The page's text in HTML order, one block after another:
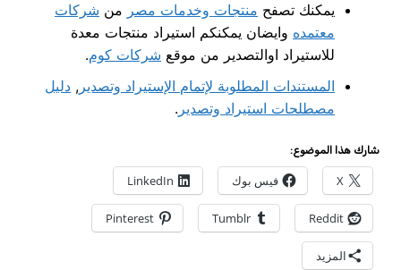
يمكنك تصفح منتجات وخدمات مصر من شركات
معتمده وايضان يمكنكم استيراد منتجات معدة
للاستيراد اوالتصدير من موقع شركات كوم.
المستندات المطلوبة لإتمام الإستيراد وتصدير , دليل
مصطلحات استيراد وتصدير .
شارك هذا الموضوع:
X فيس بوك LinkedIn
Reddit
Tumblr
Pinterest
المزيد